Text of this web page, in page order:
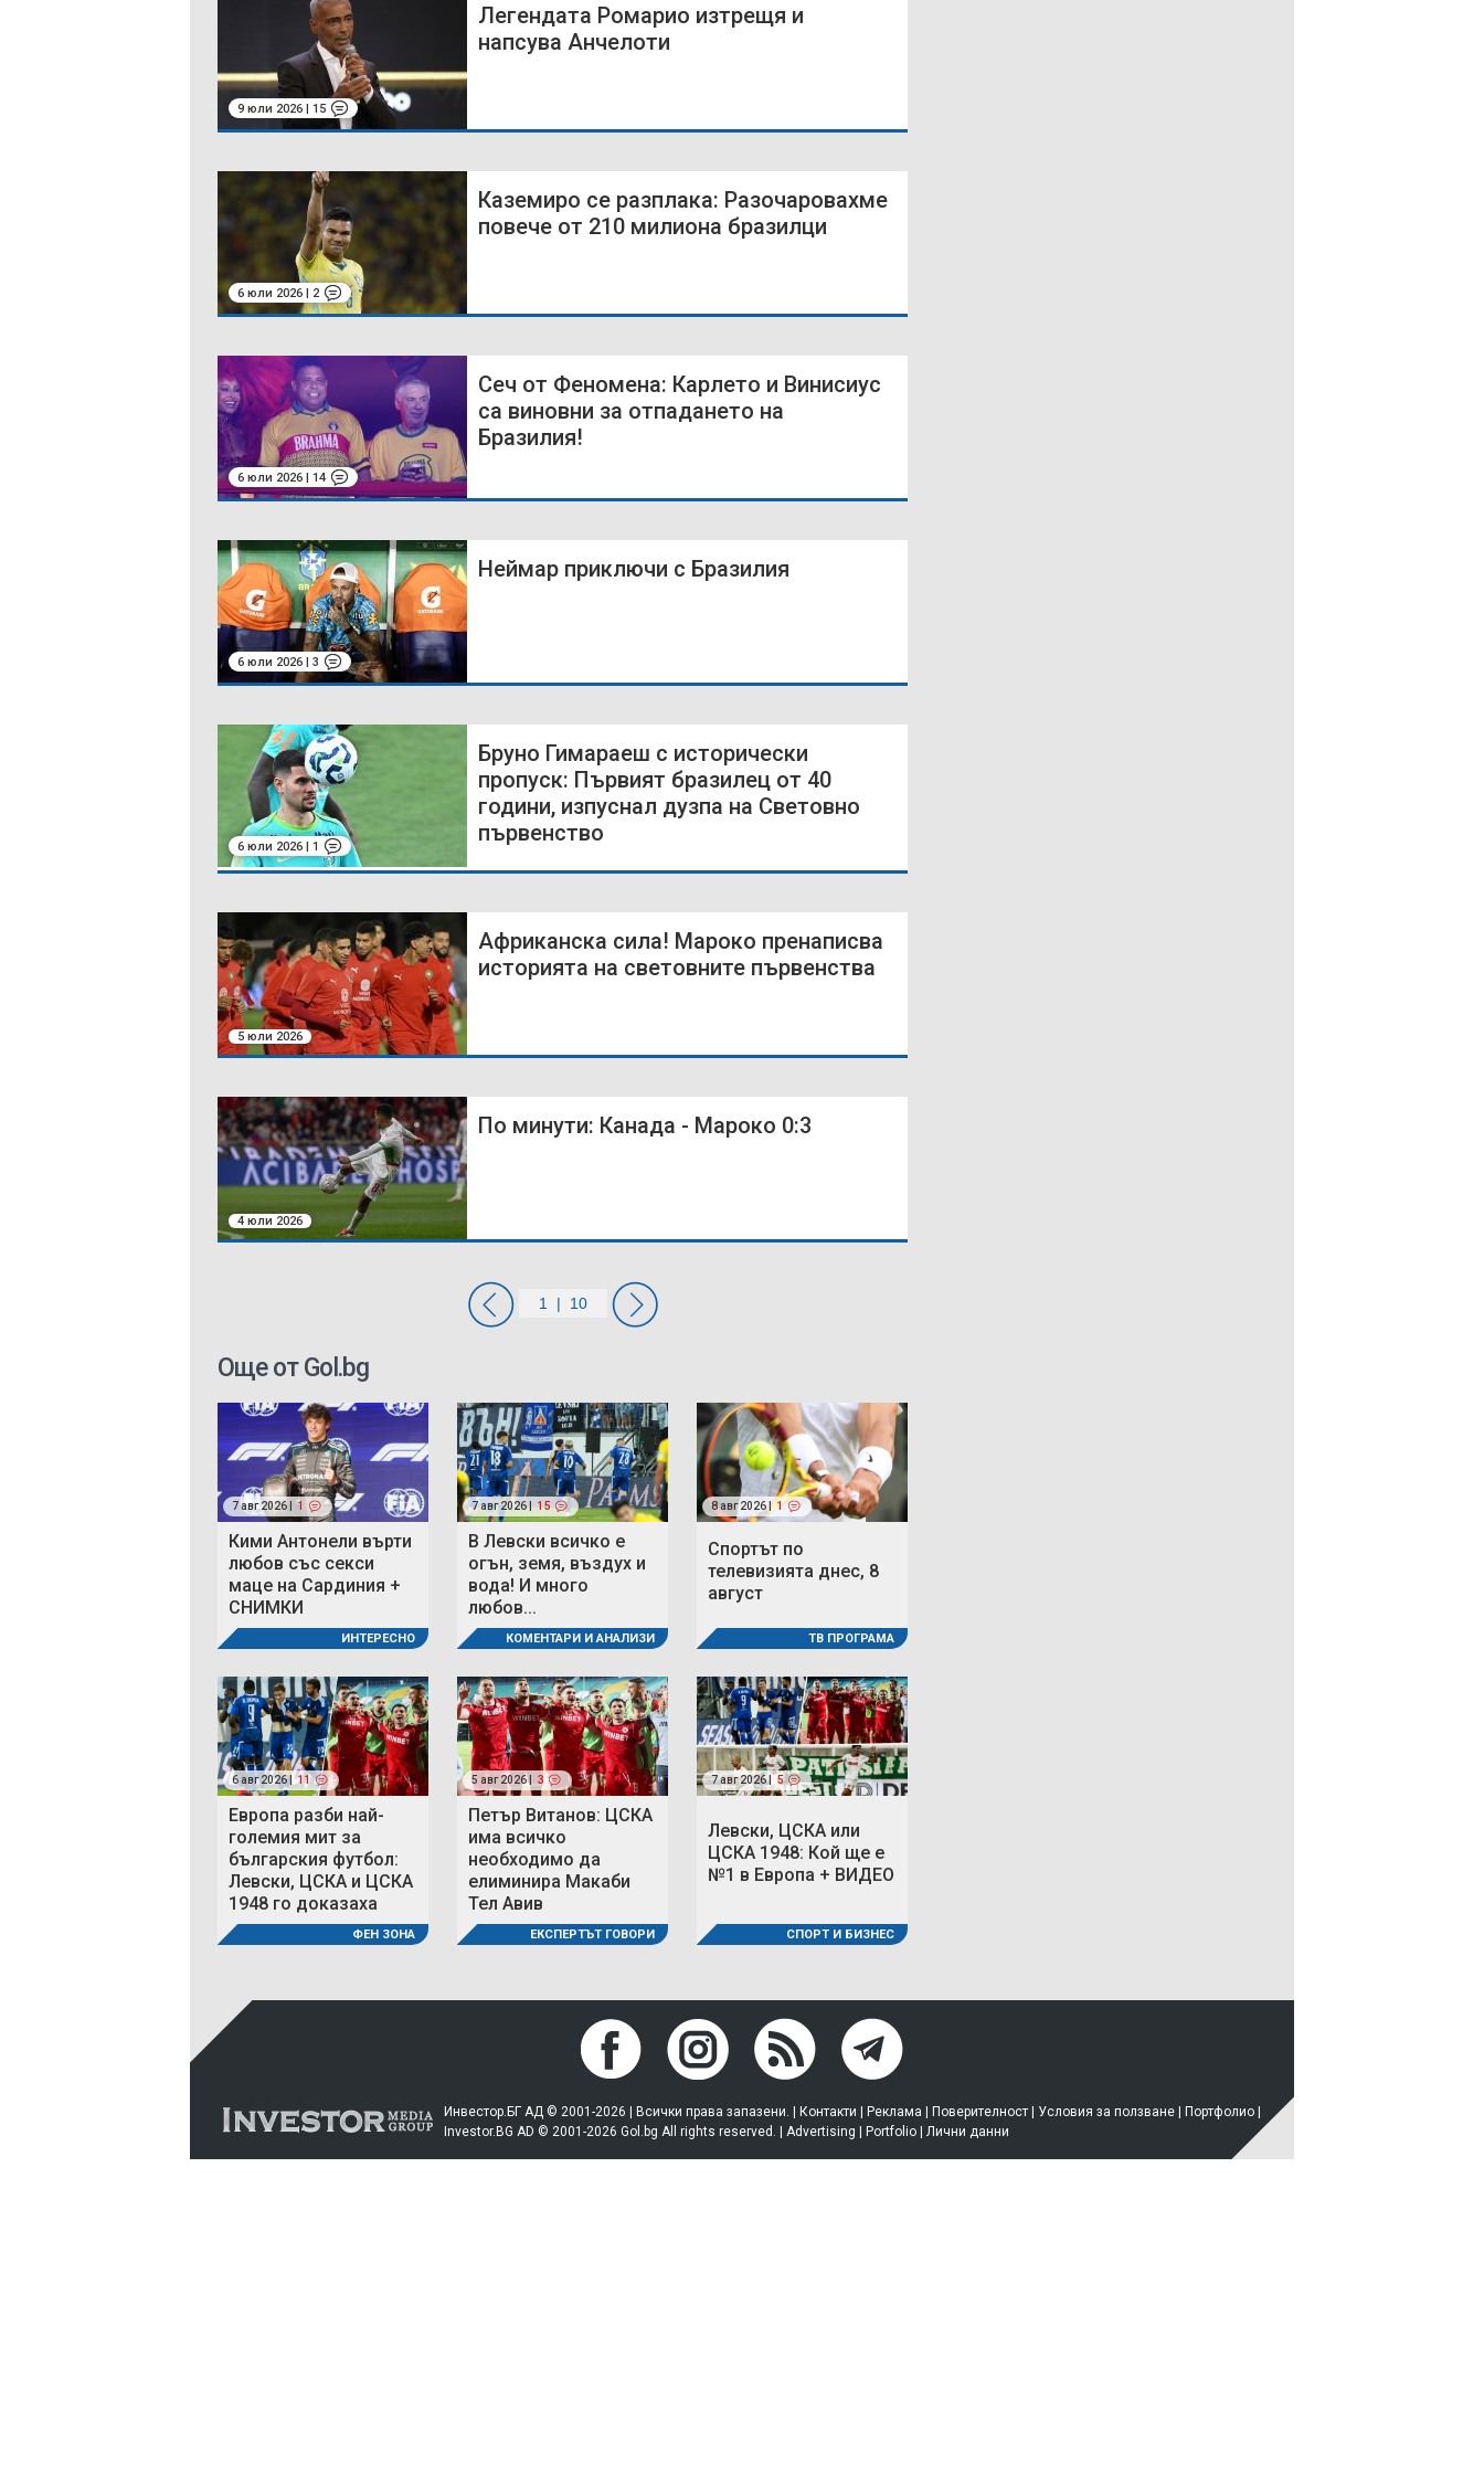
9 юли 2026 | 15
Легендата Ромарио изтрещя и
напсува Анчелоти
6 юли 2026 | 2
Каземиро се разплака: Разочаровахме
повече от 210 милиона бразилци
6 юли 2026 | 14
Сеч от Феномена: Карлето и Винисиус
са виновни за отпадането на
Бразилия!
6 юли 2026 | 3
Неймар приключи с Бразилия
6 юли 2026 | 1
Бруно Гимараеш с исторически
пропуск: Първият бразилец от 40
години, изпуснал дузпа на Световно
първенство
5 юли 2026
Африканска сила! Мароко пренаписва
историята на световните първенства
4 юли 2026
По минути: Канада - Мароко 0:3
Още от Gol.bg
7 авг 2026 | 1
Кими Антонели върти
любов със секси
маце на Сардиния +
СНИМКИ
ИНТЕРЕСНО
7 авг 2026 | 15
В Левски всичко е
огън, земя, въздух и
вода! И много
любов...
КОМЕНТАРИ И АНАЛИЗИ
8 авг 2026 | 1
Спортът по
телевизията днес, 8
август
ТВ ПРОГРАМА
6 авг 2026 | 11
Европа разби най-
големия мит за
българския футбол:
Левски, ЦСКА и ЦСКА
1948 го доказаха
ФЕН ЗОНА
5 авг 2026 | 3
Петър Витанов: ЦСКА
има всичко
необходимо да
елиминира Макаби
Тел Авив
ЕКСПЕРТЪТ ГОВОРИ
7 авг 2026 | 5
Левски, ЦСКА или
ЦСКА 1948: Кой ще е
№1 в Европа + ВИДЕО
СПОРТ И БИЗНЕС
Инвестор.БГ АД © 2001-2026 | Всички права запазени. | Контакти Реклама Поверителност Условия за ползване Портфолио
Investor.BG AD © 2001-2026 Gol.bg All rights reserved. | Advertising Portfolio Лични данни